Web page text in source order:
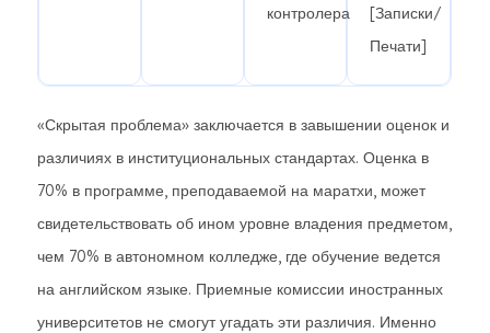
контролера
[Записки/
Печати]
«Скрытая проблема» заключается в завышении оценок и
различиях в институциональных стандартах. Оценка в
70% в программе, преподаваемой на маратхи, может
свидетельствовать об ином уровне владения предметом,
чем 70% в автономном колледже, где обучение ведется
на английском языке. Приемные комиссии иностранных
университетов не смогут угадать эти различия. Именно